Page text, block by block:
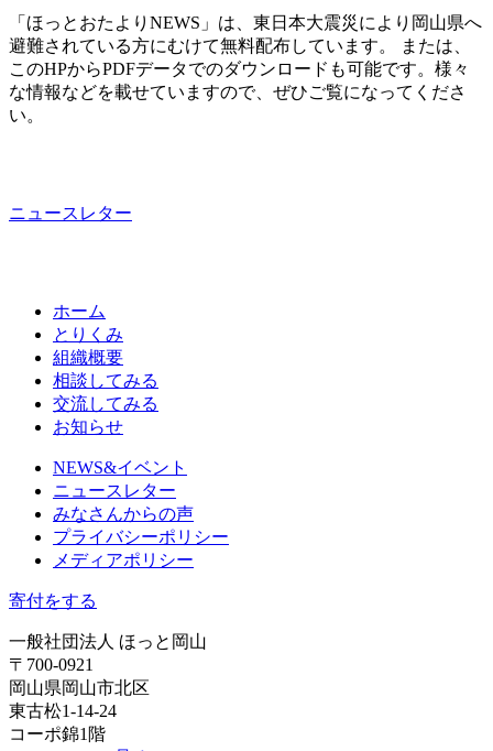
「ほっとおたよりNEWS」は、東日本大震災により岡山県へ
避難されている方にむけて無料配布しています。 または、
このHPからPDFデータでのダウンロードも可能です。様々
な情報などを載せていますので、ぜひご覧になってくださ
い。
ニュースレター
ホーム
とりくみ
組織概要
相談してみる
交流してみる
お知らせ
NEWS&イベント
ニュースレター
みなさんからの声
プライバシーポリシー
メディアポリシー
寄付をする
一般社団法人 ほっと岡山
〒700-0921
岡山県岡山市北区
東古松1-14-24
コーポ錦1階